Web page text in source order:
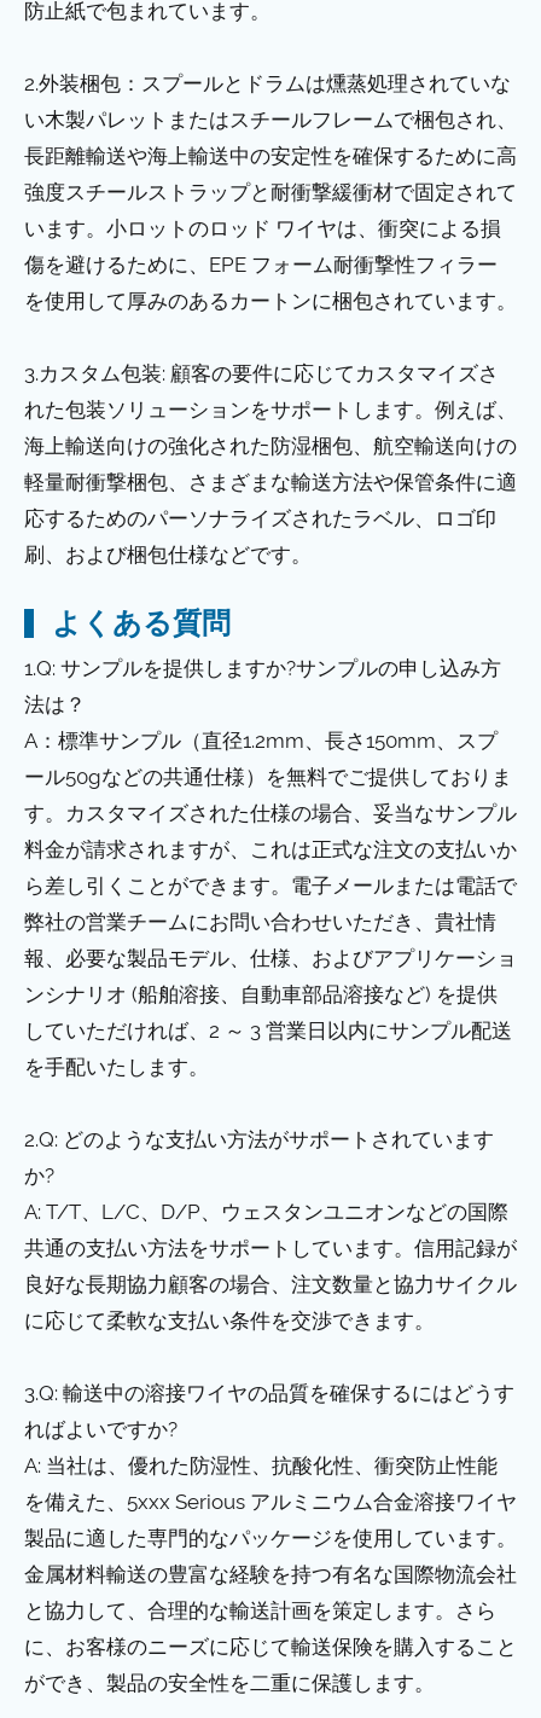
防止紙で包まれています。
2.外装梱包：スプールとドラムは燻蒸処理されていな
い木製パレットまたはスチールフレームで梱包され、
長距離輸送や海上輸送中の安定性を確保するために高
強度スチールストラップと耐衝撃緩衝材で固定されて
います。小ロットのロッド ワイヤは、衝突による損
傷を避けるために、EPE フォーム耐衝撃性フィラー
を使用して厚みのあるカートンに梱包されています。
3.カスタム包装: 顧客の要件に応じてカスタマイズさ
れた包装ソリューションをサポートします。例えば、
海上輸送向けの強化された防湿梱包、航空輸送向けの
軽量耐衝撃梱包、さまざまな輸送方法や保管条件に適
応するためのパーソナライズされたラベル、ロゴ印
刷、および梱包仕様などです。
よくある質問
1.Q: サンプルを提供しますか?サンプルの申し込み方
法は？
A：標準サンプル（直径1.2mm、長さ150mm、スプ
ール50gなどの共通仕様）を無料でご提供しておりま
す。カスタマイズされた仕様の場合、妥当なサンプル
料金が請求されますが、これは正式な注文の支払いか
ら差し引くことができます。電子メールまたは電話で
弊社の営業チームにお問い合わせいただき、貴社情
報、必要な製品モデル、仕様、およびアプリケーショ
ンシナリオ (船舶溶接、自動車部品溶接など) を提供
していただければ、2 ～ 3 営業日以内にサンプル配送
を手配いたします。
2.Q: どのような支払い方法がサポートされています
か?
A: T/T、L/C、D/P、ウェスタンユニオンなどの国際
共通の支払い方法をサポートしています。信用記録が
良好な長期協力顧客の場合、注文数量と協力サイクル
に応じて柔軟な支払い条件を交渉できます。
3.Q: 輸送中の溶接ワイヤの品質を確保するにはどうす
ればよいですか?
A: 当社は、優れた防湿性、抗酸化性、衝突防止性能
を備えた、5xxx Serious アルミニウム合金溶接ワイヤ
製品に適した専門的なパッケージを使用しています。
金属材料輸送の豊富な経験を持つ有名な国際物流会社
と協力して、合理的な輸送計画を策定します。さら
に、お客様のニーズに応じて輸送保険を購入すること
ができ、製品の安全性を二重に保護します。